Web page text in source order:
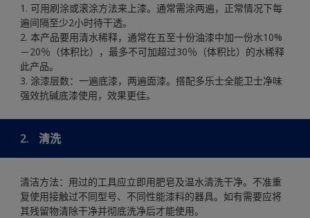
1. 可用刷涂或滚涂方法来上漆。通常需涂两遍，正常情况下每
遍间隔至少2小时待干透。
2. 本产品要用清水稀释，通常在五至十份油漆中加一份水10%
－20％（体积比），最多不可加超过30％（体积比）的水稀释
此产品。
3. 涂漆层数：一遍底漆，两遍面漆。搭配多乐士全能卫士净味
强效抗碱底漆使用，效果更佳。
2. 清洗
清洁方法：用过的工具应立即用肥皂及温水清洗干净。不准重
复使用接触过不同型号、不同性能漆料的器具。如有需要应将
其残留物清除干净并彻底洗净后才能使用。